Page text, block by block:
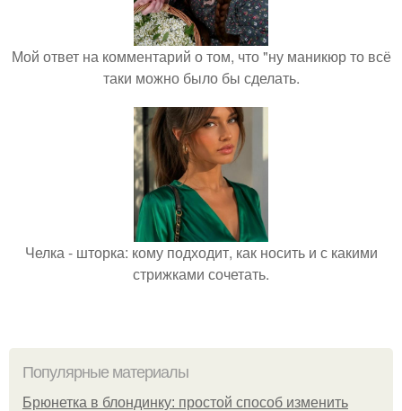
Мой ответ на комментарий о том, что "ну маникюр то всё
таки можно было бы сделать.
Челка - шторка: кому подходит, как носить и с какими
стрижками сочетать.
Популярные материалы
Брюнетка в блондинку: простой способ изменить